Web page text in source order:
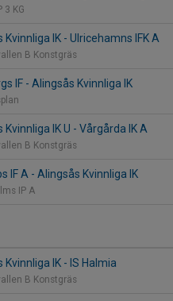
3 KG
Kvinnliga IK - Ulricehamns IFK A
B Konstgräs
IF - Alingsås Kvinnliga IK
Kvinnliga IK U - Vårgårda IK A
B Konstgräs
IF A - Alingsås Kvinnliga IK
IP A
Kvinnliga IK - IS Halmia
B Konstgräs